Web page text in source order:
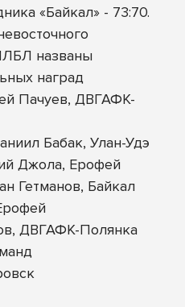
«Байкал» - 73:70.
названы
наград
Пачуев, ДВГАФК-
Бабак, Улан-Удэ
Джола, Ерофей
Гетманов, Байкал
ДВГАФК-Полянка